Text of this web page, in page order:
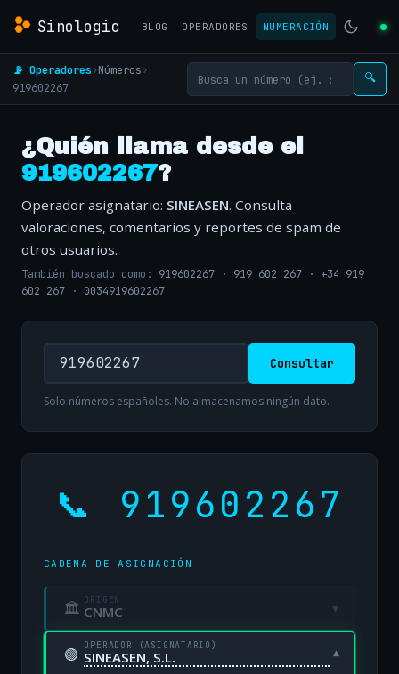
Sinologic BLOG OPERADORES NUMERACIÓN
📡 Operadores›Números›
919602267
🔍
¿Quién llama desde el
919602267?
Operador asignatario: SINEASEN. Consulta
valoraciones, comentarios y reportes de spam de
otros usuarios.
También buscado como: 919602267 · 919 602 267 · +34 919
602 267 · 0034919602267
Consultar
Solo números españoles. No almacenamos ningún dato.
📞 919602267
CADENA DE ASIGNACIÓN
🏛 ORIGEN
CNMC ▾
🟢 OPERADOR (ASIGNATARIO)
SINEASEN, S.L. ▾